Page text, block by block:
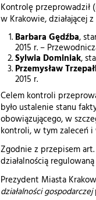
Kontrolę przeprowadził
w Krakowie, działającej
Barbara Gędźba,
2015 r. –
Sylwia Dominiak,
Przemysław
2015 r.
Celem kontroli
było ustalenie stanu
obowiązującego, w
kontroli, w tym zaleceń i
Zgodnie z przepisem
działalnością
Prezydent Miasta
działalności gospodarczej